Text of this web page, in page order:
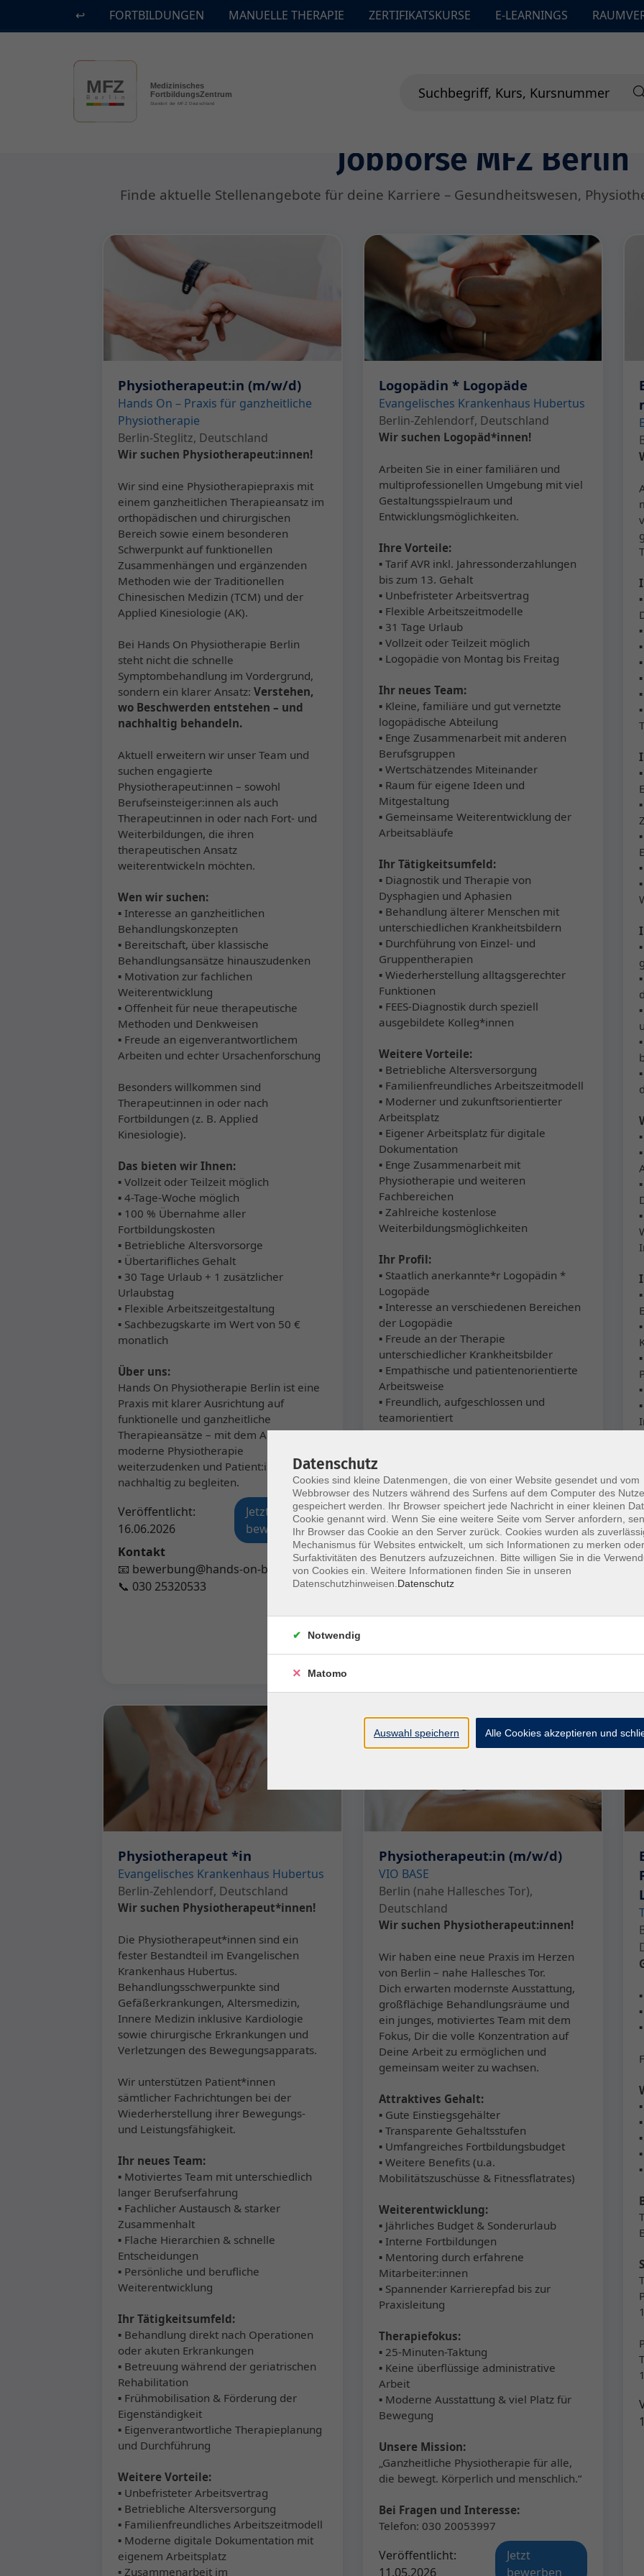
Skip to main content
↩ FORTBILDUNGEN MANUELLE THERAPIE ZERTIFIKATSKURSE E-LEARNINGS
Jobbörse MFZ Berlin
Finde aktuelle Stellenangebote für deine Karriere – Gesundheitswesen,
Physiotherapeut:in (m/w/d)
Hands On – Praxis für ganzheitliche
Physiotherapie
Berlin-Steglitz, Deutschland
Wir suchen Physiotherapeut:innen!
Wir sind eine Physiotherapiepraxis mit
einem ganzheitlichen Therapieansatz im
orthopädischen und chirurgischen
Bereich sowie einem besonderen
Schwerpunkt auf funktionellen
Zusammenhängen und ergänzenden
Methoden wie der Traditionellen
Chinesischen Medizin (TCM) und der
Applied Kinesiologie (AK).
Bei Hands On Physiotherapie Berlin
steht nicht die schnelle
Symptombehandlung im Vordergrund,
sondern ein klarer Ansatz: Verstehen,
wo Beschwerden entstehen – und
nachhaltig behandeln.
Aktuell erweitern wir unser Team und
suchen engagierte
Physiotherapeut:innen – sowohl
Berufseinsteiger:innen als auch
Therapeut:innen in oder nach Fort- und
Weiterbildungen, die ihren
therapeutischen Ansatz
weiterentwickeln möchten.
Wen wir suchen:
▪ Interesse an ganzheitlichen
Behandlungskonzepten
▪ Bereitschaft, über klassische
Behandlungsansätze hinauszudenken
▪ Motivation zur fachlichen
Weiterentwicklung
▪ Offenheit für neue therapeutische
Methoden und Denkweisen
▪ Freude an eigenverantwortlichem
Arbeiten und echter Ursachenforschung
Besonders willkommen sind
Therapeut:innen in oder nach
Fortbildungen (z. B. Applied
Kinesiologie).
Das bieten wir Ihnen:
▪ Vollzeit oder Teilzeit möglich
▪ 4-Tage-Woche möglich
▪ 100 % Übernahme aller
Fortbildungskosten
▪ Betriebliche Altersvorsorge
▪ Übertarifliches Gehalt
▪ 30 Tage Urlaub + 1 zusätzlicher
Urlaubstag
▪ Flexible Arbeitszeitgestaltung
▪ Sachbezugskarte im Wert von 50 €
monatlich
Über uns:
Hands On Physiotherapie Berlin ist eine
Praxis mit klarer Ausrichtung auf
funktionelle und ganzheitliche
Therapieansätze – mit dem Anspruch,
moderne Physiotherapie
weiterzudenken und Patient:innen
nachhaltig zu begleiten.
Veröffentlicht:
16.06.2026
Jetzt
bewerben
Kontakt
📧 bewerbung@hands-on-berlin.de
📞 030 25320533
Logopädin * Logopäde
Evangelisches Krankenhaus Hubertus
Berlin-Zehlendorf, Deutschland
Wir suchen Logopäd*innen!
Arbeiten Sie in einer familiären und
multiprofessionellen Umgebung mit viel
Gestaltungsspielraum und
Entwicklungsmöglichkeiten.
Ihre Vorteile:
▪ Tarif AVR inkl. Jahressonderzahlungen
bis zum 13. Gehalt
▪ Unbefristeter Arbeitsvertrag
▪ Flexible Arbeitszeitmodelle
▪ 31 Tage Urlaub
▪ Vollzeit oder Teilzeit möglich
▪ Logopädie von Montag bis Freitag
Ihr neues Team:
▪ Kleine, familiäre und gut vernetzte
logopädische Abteilung
▪ Enge Zusammenarbeit mit anderen
Berufsgruppen
▪ Wertschätzendes Miteinander
▪ Raum für eigene Ideen und
Mitgestaltung
▪ Gemeinsame Weiterentwicklung der
Arbeitsabläufe
Ihr Tätigkeitsumfeld:
▪ Diagnostik und Therapie von
Dysphagien und Aphasien
▪ Behandlung älterer Menschen mit
unterschiedlichen Krankheitsbildern
▪ Durchführung von Einzel- und
Gruppentherapien
▪ Wiederherstellung alltagsgerechter
Funktionen
▪ FEES-Diagnostik durch speziell
ausgebildete Kolleg*innen
Weitere Vorteile:
▪ Betriebliche Altersversorgung
▪ Familienfreundliches Arbeitszeitmodell
▪ Moderner und zukunftsorientierter
Arbeitsplatz
▪ Eigener Arbeitsplatz für digitale
Dokumentation
▪ Enge Zusammenarbeit mit
Physiotherapie und weiteren
Fachbereichen
▪ Zahlreiche kostenlose
Weiterbildungsmöglichkeiten
Ihr Profil:
▪ Staatlich anerkannte*r Logopädin *
Logopäde
▪ Interesse an verschiedenen Bereichen
der Logopädie
▪ Freude an der Therapie
unterschiedlicher Krankheitsbilder
▪ Empathische und patientenorientierte
Arbeitsweise
▪ Freundlich, aufgeschlossen und
teamorientiert
Eintritt: nächstmöglich · Vollzeit / Teilzeit
Jobnummer: EKS_006490
Kontakt:
Johannesstift Diakonie
Zentrale Dienste Personal Berlin |
Personal
Siemensdamm 50, 13629 Berlin
27.05.2026
bewerben
Physiotherapeut *in
Evangelisches Krankenhaus Hubertus
Berlin-Zehlendorf, Deutschland
Wir suchen Physiotherapeut*innen!
Die Physiotherapeut*innen sind ein
fester Bestandteil im Evangelischen
Krankenhaus Hubertus.
Behandlungsschwerpunkte sind
Gefäßerkrankungen, Altersmedizin,
Innere Medizin inklusive Kardiologie
sowie chirurgische Erkrankungen und
Verletzungen des Bewegungsapparats.
Wir unterstützen Patient*innen
sämtlicher Fachrichtungen bei der
Wiederherstellung ihrer Bewegungs-
und Leistungsfähigkeit.
Ihr neues Team:
▪ Motiviertes Team mit unterschiedlich
langer Berufserfahrung
▪ Fachlicher Austausch & starker
Zusammenhalt
▪ Flache Hierarchien & schnelle
Entscheidungen
▪ Persönliche und berufliche
Weiterentwicklung
Ihr Tätigkeitsumfeld:
▪ Behandlung direkt nach Operationen
oder akuten Erkrankungen
▪ Betreuung während der geriatrischen
Rehabilitation
▪ Frühmobilisation & Förderung der
Eigenständigkeit
▪ Eigenverantwortliche Therapieplanung
und Durchführung
Weitere Vorteile:
▪ Unbefristeter Arbeitsvertrag
▪ Betriebliche Altersversorgung
▪ Familienfreundliches Arbeitszeitmodell
▪ Moderne digitale Dokumentation mit
eigenem Arbeitsplatz
▪ Zusammenarbeit im
Physiotherapeut:in (m/w/d)
VIO BASE
Berlin (nahe Hallesches Tor),
Deutschland
Wir suchen Physiotherapeut:innen!
Wir haben eine neue Praxis im Herzen
von Berlin – nahe Hallesches Tor.
Dich erwarten modernste Ausstattung,
großflächige Behandlungsräume und
ein junges, motiviertes Team mit dem
Fokus, Dir die volle Konzentration auf
Deine Arbeit zu ermöglichen und
gemeinsam weiter zu wachsen.
Attraktives Gehalt:
▪ Gute Einstiegsgehälter
▪ Transparente Gehaltsstufen
▪ Umfangreiches Fortbildungsbudget
▪ Weitere Benefits (u.a.
Mobilitätszuschüsse & Fitnessflatrates)
Weiterentwicklung:
▪ Jährliches Budget & Sonderurlaub
▪ Interne Fortbildungen
▪ Mentoring durch erfahrene
Mitarbeiter:innen
▪ Spannender Karrierepfad bis zur
Praxisleitung
Therapiefokus:
▪ 25-Minuten-Taktung
▪ Keine überflüssige administrative
Arbeit
▪ Moderne Ausstattung & viel Platz für
Bewegung
Unsere Mission:
„Ganzheitliche Physiotherapie für alle,
die bewegt. Körperlich und menschlich.“
Bei Fragen und Interesse:
Telefon: 030 20053997
Veröffentlicht:
11.05.2026
Jetzt
bewerben
Datenschutz
Cookies sind kleine Datenmengen, die von einer Website gesendet und vom
Webbrowser des Nutzers während des Surfens auf dem Computer des
gespeichert werden. Ihr Browser speichert jede Nachricht in einer kleinen
Cookie genannt wird. Wenn Sie eine weitere Seite vom Server anfordern,
Ihr Browser das Cookie an den Server zurück. Cookies wurden als
Mechanismus für Websites entwickelt, um sich Informationen zu merken
Surfaktivitäten des Benutzers aufzuzeichnen. Bitte willigen Sie in die
von Cookies ein. Weitere Informationen finden Sie in unseren
Datenschutzhinweisen. Datenschutz
Notwendig
Matomo
Auswahl speichern Alle Cookies akzeptieren und